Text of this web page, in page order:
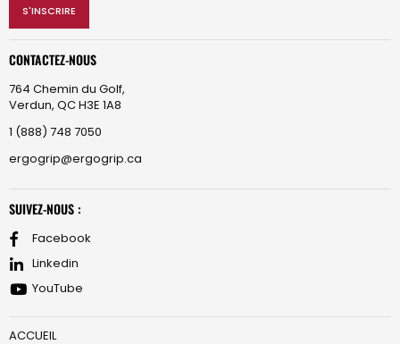
S'INSCRIRE
CONTACTEZ-NOUS
764 Chemin du Golf,
Verdun, QC H3E 1A8
1 (888) 748 7050
ergogrip@ergogrip.ca
SUIVEZ-NOUS :
Facebook
Linkedin
YouTube
ACCUEIL